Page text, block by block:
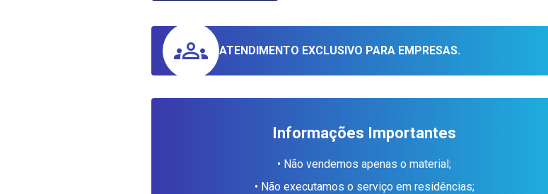
ATENDIMENTO EXCLUSIVO PARA EMPRESAS.
Informações Importantes
• Não vendemos apenas o material;
• Não executamos o serviço em residências;